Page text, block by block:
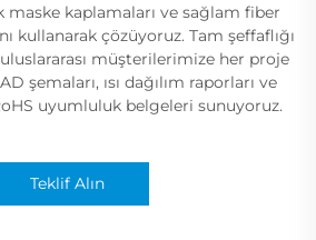
maske kaplamaları ve sağlam fiber
kullanarak çözüyoruz. Tam şeffaflığı
müşterilerimize her proje
şemaları, ısı dağılım raporları ve
uyumluluk belgeleri sunuyoruz.
Teklif Alın